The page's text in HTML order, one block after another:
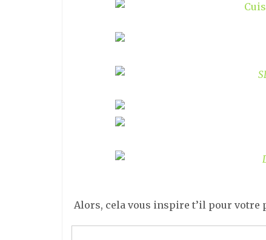
Alors, cela vous inspire t’il pour votre